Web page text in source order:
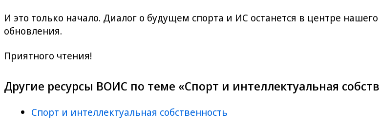
И это только начало. Диалог о будущем спорта и ИС останется в центре
обновления.
Приятного чтения!
Другие ресурсы ВОИС по теме «Спорт и интеллектуальная
Спорт и интеллектуальная собственность